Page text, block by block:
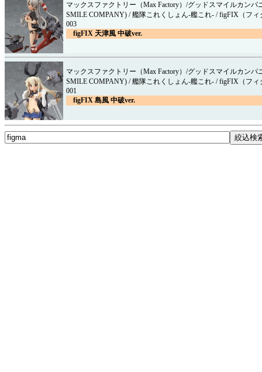
マックスファクトリー（Max Factory）/グッドスマイルカンパ
SMILE COMPANY) / 艦隊これくしょん-艦これ- / figFIX（フィ
003
figFIX 天津風 中破ver.
マックスファクトリー（Max Factory）/グッドスマイルカンパ
SMILE COMPANY) / 艦隊これくしょん-艦これ- / figFIX（フィ
001
figFIX 島風 中破ver.